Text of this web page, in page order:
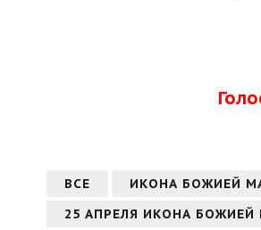
ВСЕ
ИКОНА БОЖИЕЙ
25 АПРЕЛЯ ИКОНА